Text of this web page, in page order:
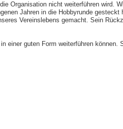
Organisation nicht weiterführen wird.
Jahren in die Hobbyrunde gesteckt
Vereinslebens gemacht. Sein
einer guten Form weiterführen können.